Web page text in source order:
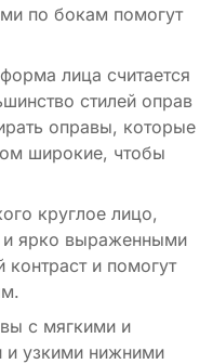
по бокам помогут
лица считается
стилей оправ
оправы, которые
широкие, чтобы
круглое лицо,
ярко выраженными
контраст и помогут
с мягкими и
узкими нижними